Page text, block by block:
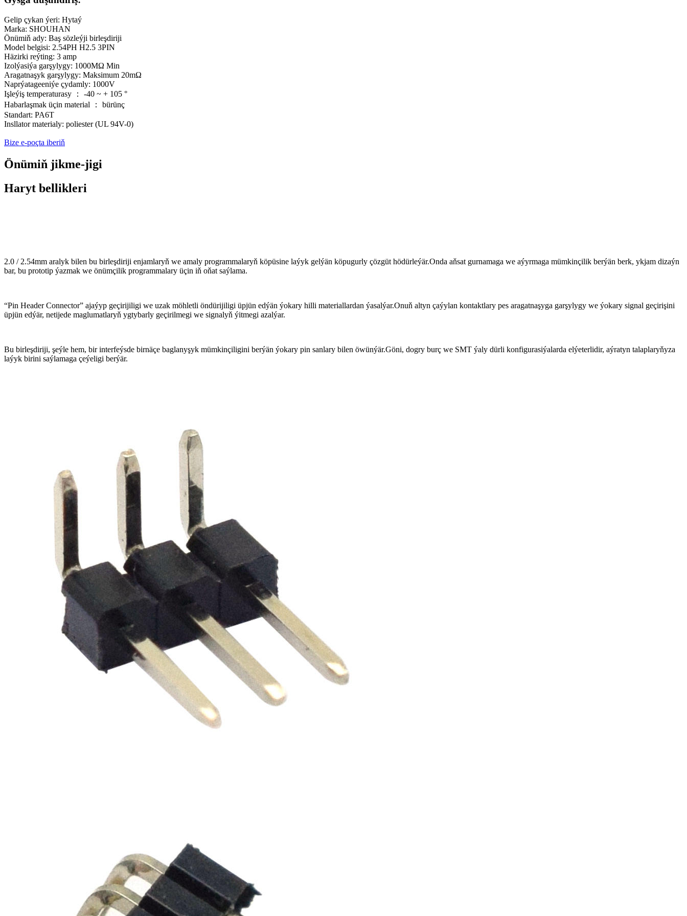
Gelip çykan ýeri: Hytaý
Marka: SHOUHAN
Önümiň ady: Baş sözleýji birleşdiriji
Model belgisi: 2.54PH H2.5 3PIN
Häzirki reýting: 3 amp
Izolýasiýa garşylygy: 1000MΩ Min
Aragatnaşyk garşylygy: Maksimum 20mΩ
Naprýatageeniýe çydamly: 1000V
Işleýiş temperaturasy ： -40 ~ + 105 °
Habarlaşmak üçin material ： bürünç
Standart: PA6T
Insllator materialy: poliester (UL 94V-0)
Bize e-poçta iberiň
Önümiň jikme-jigi
Haryt bellikleri
2.0 / 2.54mm aralyk bilen bu birleşdiriji enjamlaryň we amaly programmalaryň köpüsine laýyk gelýän köpugurly çözgüt hödürleýär.Onda aňsat gurnamaga we aýyrmaga mümkinçilik berýän berk, ykjam dizaýn
bar, bu prototip ýazmak we önümçilik programmalary üçin iň oňat saýlama.
“Pin Header Connector” ajaýyp geçirijiligi we uzak möhletli öndürijiligi üpjün edýän ýokary hilli materiallardan ýasalýar.Onuň altyn çaýylan kontaktlary pes aragatnaşyga garşylygy we ýokary signal geçirişini
üpjün edýär, netijede maglumatlaryň ygtybarly geçirilmegi we signalyň ýitmegi azalýar.
Bu birleşdiriji, şeýle hem, bir interfeýsde birnäçe baglanyşyk mümkinçiligini berýän ýokary pin sanlary bilen öwünýär.Göni, dogry burç we SMT ýaly dürli konfigurasiýalarda elýeterlidir, aýratyn talaplaryňyza
laýyk birini saýlamaga çeýeligi berýär.